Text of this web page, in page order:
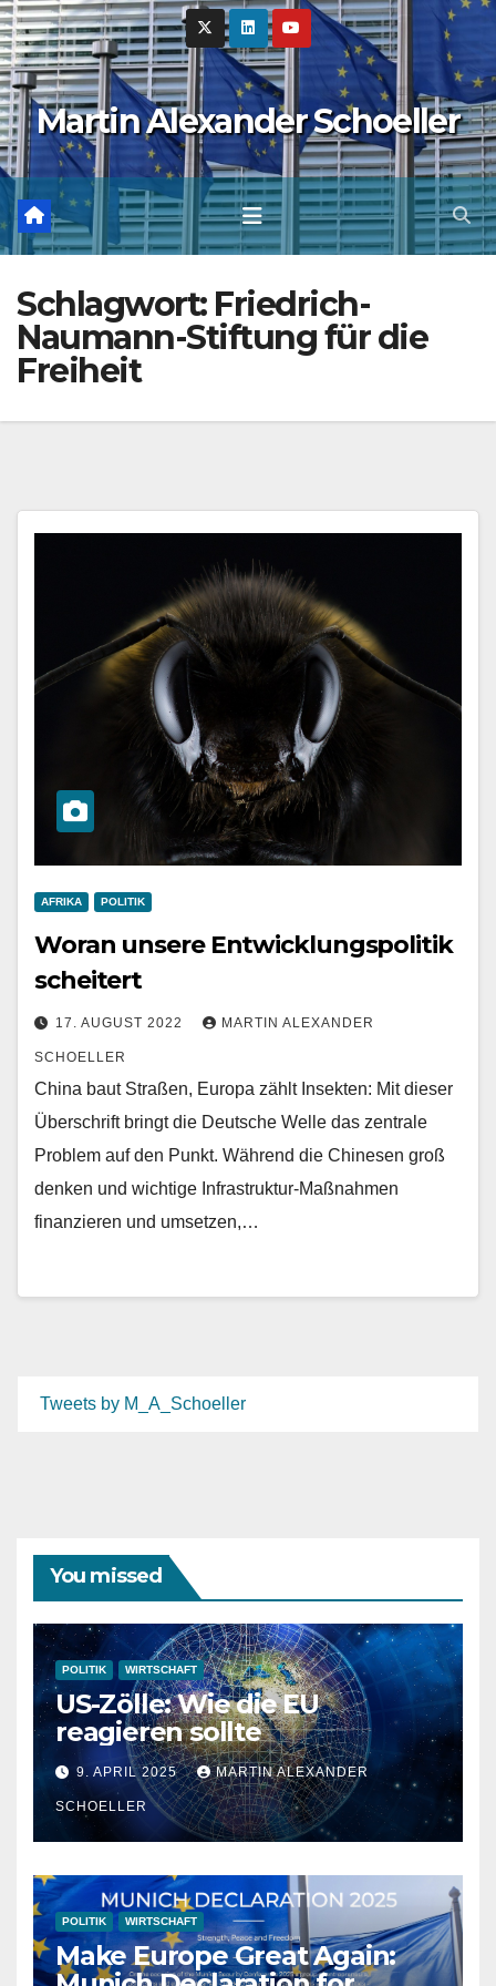
Zum
Inhalt
springen
Martin Alexander Schoeller
Schlagwort: Friedrich-
Naumann-Stiftung für die
Freiheit
AFRIKA POLITIK
Woran unsere Entwicklungspolitik
scheitert
17. AUGUST 2022 MARTIN ALEXANDER
SCHOELLER
China baut Straßen, Europa zählt Insekten: Mit dieser
Überschrift bringt die Deutsche Welle das zentrale
Problem auf den Punkt. Während die Chinesen groß
denken und wichtige Infrastruktur-Maßnahmen
finanzieren und umsetzen,…
Tweets by M_A_Schoeller
You missed
POLITIK WIRTSCHAFT
US-Zölle: Wie die EU
reagieren sollte
9. APRIL 2025 MARTIN ALEXANDER
SCHOELLER
POLITIK WIRTSCHAFT
Make Europe Great Again: